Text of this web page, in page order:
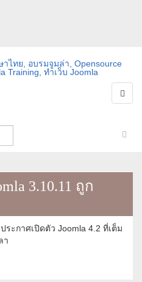
3.10.11 ถูก
ะกาศเปิดตัว Joomla 4.2 ที่เต็ม
า